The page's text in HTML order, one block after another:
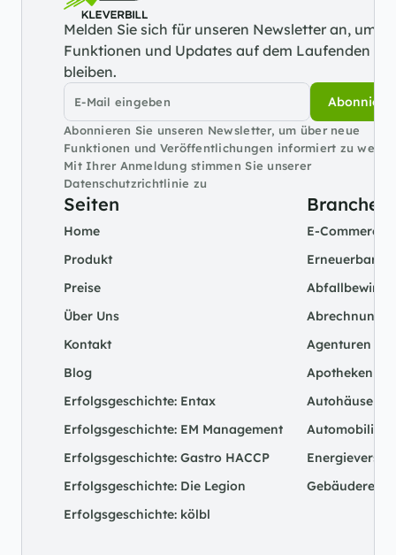
Melden Sie sich für unseren Newsletter an, um
Funktionen und Updates auf dem Laufenden zu
bleiben.
Abonnieren Sie unseren Newsletter, um über neue
Funktionen und Veröffentlichungen informiert zu
Mit Ihrer Anmeldung stimmen Sie unserer
Datenschutzrichtlinie zu
Seiten
Home
Produkt
Preise
Über Uns
Kontakt
Blog
Erfolgsgeschichte: Entax
Erfolgsgeschichte: EM Management
Erfolgsgeschichte: Gastro HACCP
Erfolgsgeschichte: Die Legion
Erfolgsgeschichte: kölbl
Branchen
E-Commerce
Erneuerbare
Agenturen
Apotheken
Autohäuser